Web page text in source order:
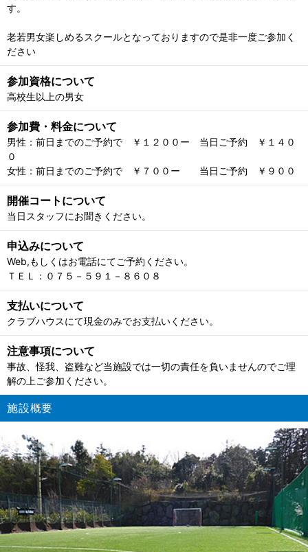
す。
老若男女楽しめるスクールとなっておりますので是非一度ご参加く
ださい
参加資格について
高校生以上の男女
参加費・料金について
男性：前日までのご予約で ￥１２００ー 当日ご予約 ￥１４０
０
女性：前日までのご予約で ￥７００ー 当日ご予約 ￥９００
開催コートについて
当日スタッフにお聞きください。
申込みについて
Web,もしくはお電話にてご予約ください。
ＴＥＬ：０７５－５９１－８６０８
支払いについて
クラブハウスにて現金のみでお支払いください。
注意事項について
事故、怪我、盗難など当施設では一切の責任を負いませんのでご理
解の上ご参加ください。
施設概要